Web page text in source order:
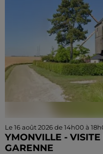
Le 16 août 2026 de 14h00 à
YMONVILLE -
GARENNE